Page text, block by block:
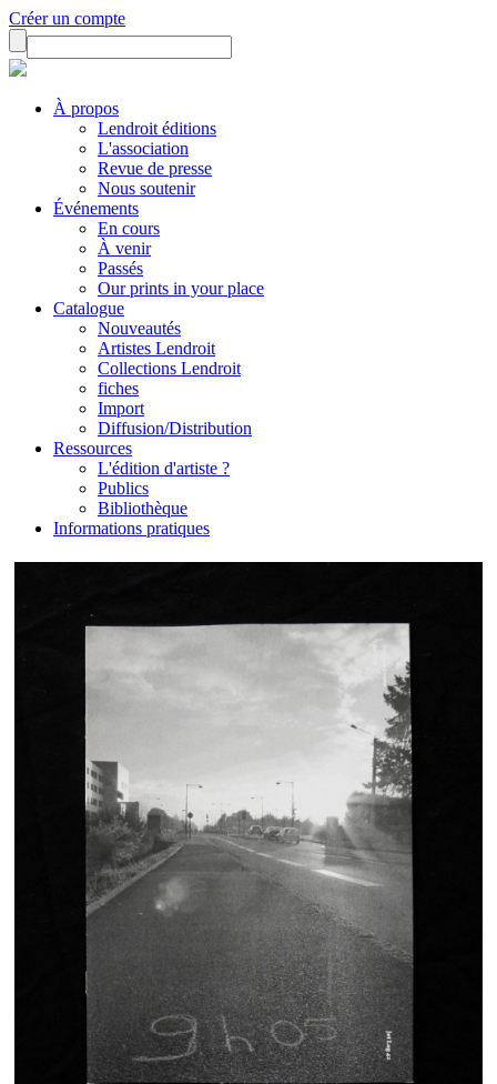
Créer un compte
À propos
Lendroit éditions
L'association
Revue de presse
Nous soutenir
Événements
En cours
À venir
Passés
Our prints in your place
Catalogue
Nouveautés
Artistes Lendroit
Collections Lendroit
fiches
Import
Diffusion/Distribution
Ressources
L'édition d'artiste ?
Publics
Bibliothèque
Informations pratiques